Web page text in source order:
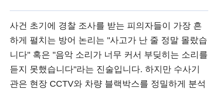
사건 초기에 경찰 조사를 받는 피의자들이 가장 흔
하게 펼치는 방어 논리는 "사고가 난 줄 정말 몰랐습
니다" 혹은 "음악 소리가 너무 커서 부딪히는 소리를
듣지 못했습니다"라는 진술입니다. 하지만 수사기
관은 현장 CCTV와 차량 블랙박스를 정밀하게 분석